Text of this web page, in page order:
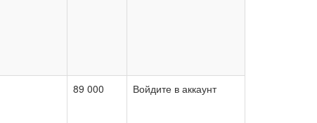
89 000 Войдите в аккаунт